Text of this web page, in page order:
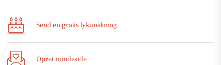
Send en gratis lykønskning
Opret mindeside